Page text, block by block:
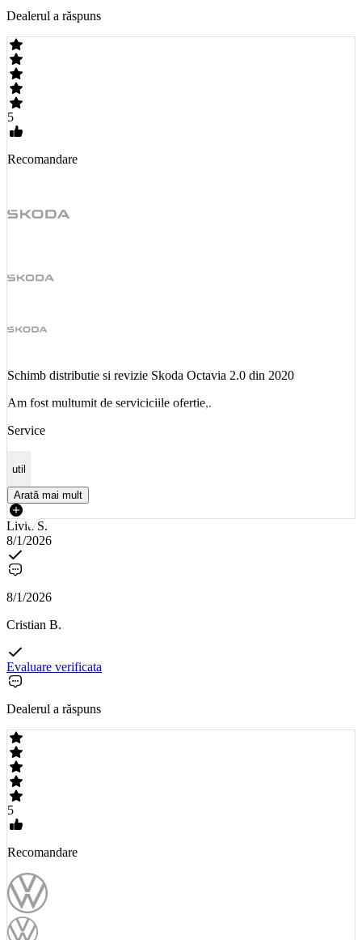
Dealerul a răspuns
5
Recomandare
Schimb distributie si revizie Skoda Octavia 2.0 din 2020
Am fost multumit de serviciciile ofertie,.
Service
util
Arată mai mult
Liviu S.
8/1/2026
8/1/2026
Cristian B.
Evaluare verificata
Dealerul a răspuns
5
Recomandare